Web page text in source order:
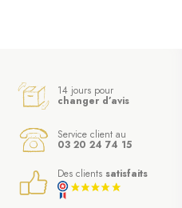
14 jours pour
changer d’avis
Service client au
03 20 24 74 15
Des clients satisfaits